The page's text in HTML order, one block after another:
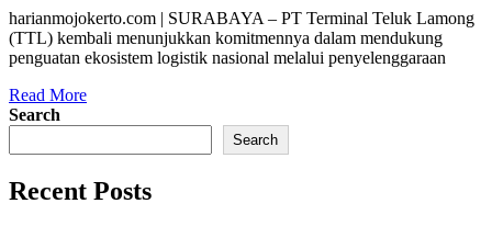
harianmojokerto.com | SURABAYA – PT Terminal Teluk Lamong
(TTL) kembali menunjukkan komitmennya dalam mendukung
penguatan ekosistem logistik nasional melalui penyelenggaraan
Read More
Search
Search
Recent Posts